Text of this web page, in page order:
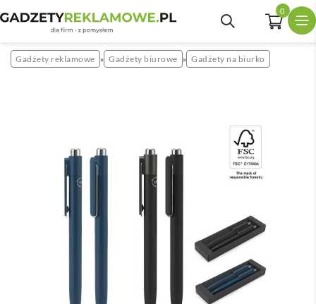
0
Gadżety reklamowe » Gadżety biurowe » Gadżety na biurko